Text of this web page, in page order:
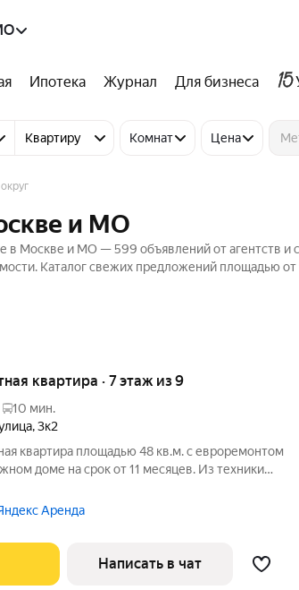
Ипотека Журнал Для бизнеса
Квартиру Комнат Цена
и МО
в Москве и МО — 599 объявлений от агентств и
Каталог свежих предложений площадью от
квартира · 7 этаж из 9
10 мин.
,3к2
квартира площадью 48 кв.м. с евроремонтом
доме на срок от 11 месяцев. Из техники
окна выходят во двор. В подъезде 1
Аренда
Написать в чат